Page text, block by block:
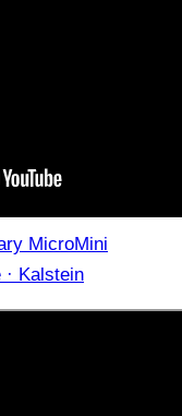
MicroMini
· Kalstein